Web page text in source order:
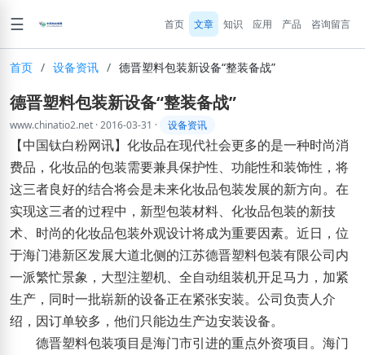
☰ 首页 文章 知识 应用 产品 咨询留言
首页 / 设备资讯 / 德晋塑料包装新设备“整装备战”
德晋塑料包装新设备“整装备战”
www.chinatio2.net ·2016-03-31 · 设备资讯
【中国钛白粉网讯】化妆品在现代社会更多的是一种时尚消
费品，化妆品的包装需要兼具保护性、功能性和装饰性，将
这三者良好的结合将会是未来化妆品包装发展的新方向。在
实现这三者的过程中，新型包装材料、化妆品包装的新技
术、时尚的化妆品包装外观设计将成为重要因素。近日，位
于海门港新区发展大道北侧的江苏德晋塑料包装有限公司内
一派繁忙景象，大型注塑机、全自动组装机开足马力，加紧
生产，同时一批崭新的设备正在紧张安装。公司负责人介
绍，因订单较多，他们只能边生产边安装设备。
德晋塑料包装项目是海门市引进的重点外资项目。海门